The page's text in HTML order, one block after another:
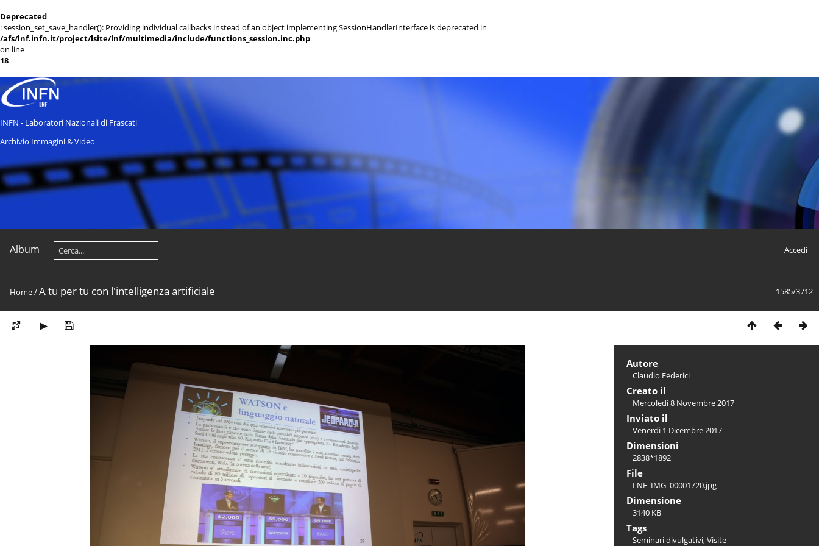
Deprecated
: session_set_save_handler(): Providing individual callbacks instead of an object implementing SessionHandlerInterface is deprecated in
/afs/lnf.infn.it/project/lsite/lnf/multimedia/include/functions_session.inc.php
on line
18
INFN - Laboratori Nazionali di Frascati
Archivio Immagini & Video
Album Accedi
1585/3712
Home/A tu per tu con l'intelligenza artificiale
Autore
Claudio Federici
Creato il
Mercoledì 8 Novembre 2017
Inviato il
Venerdì 1 Dicembre 2017
Dimensioni
2838*1892
File
LNF_IMG_00001720.jpg
Dimensione
3140 KB
Tags
Seminari divulgativi,Visite